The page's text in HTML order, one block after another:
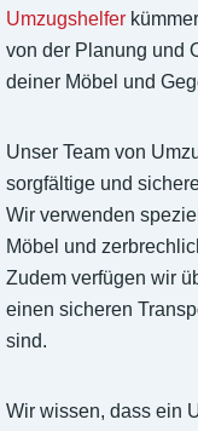
Umzugshelfer
von der Planung und
deiner Möbel und
Unser Team von
sorgfältige und
Wir verwenden
Möbel und
Zudem verfügen wir
einen sicheren
sind.
Wir wissen, dass ein